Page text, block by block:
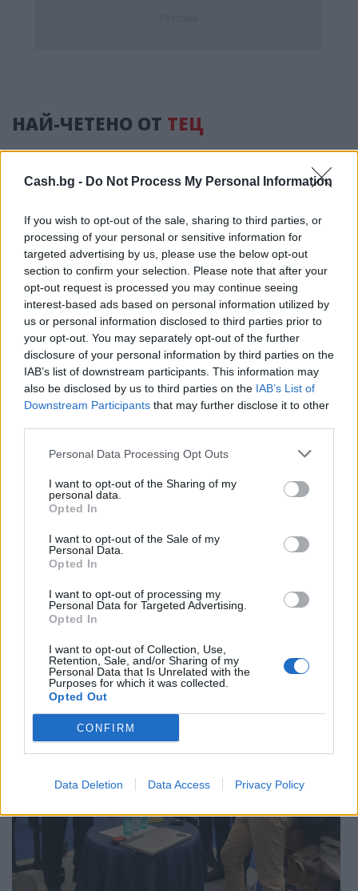
Cash.bg - Do Not Process My Personal Information
If you wish to opt-out of the sale, sharing to third parties, or
processing of your personal or sensitive information for
targeted advertising by us, please use the below opt-out
section to confirm your selection. Please note that after your
opt-out request is processed you may continue seeing
interest-based ads based on personal information utilized by
us or personal information disclosed to third parties prior to
your opt-out. You may separately opt-out of the further
disclosure of your personal information by third parties on the
IAB’s list of downstream participants. This information may
also be disclosed by us to third parties on the IAB’s List of
Downstream Participants that may further disclose it to other
Personal Data Processing Opt Outs
I want to opt-out of the Sharing of my
personal data.
Opted In
I want to opt-out of the Sale of my
Personal Data.
Opted In
I want to opt-out of processing my
Personal Data for Targeted Advertising.
Opted In
I want to opt-out of Collection, Use,
Retention, Sale, and/or Sharing of my
Personal Data that Is Unrelated with the
Purposes for which it was collected.
Opted Out
CONFIRM
Data Deletion Data Access Privacy Policy
НАЙ-ЧЕТЕНО ОТ ТЕЦ
Япония за пръв път в историята е
електроенергия
22.03.2022 / 12:38